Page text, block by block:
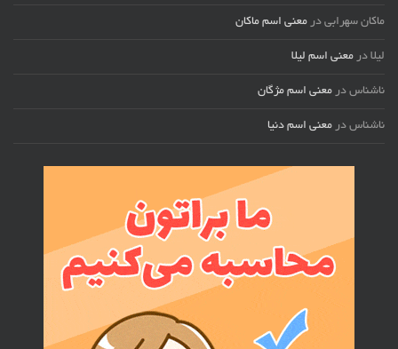
ماکان سهرابی در معنی اسم ماکان
لیلا در معنی اسم لیلا
ناشناس در معنی اسم مژگان
ناشناس در معنی اسم دنیا